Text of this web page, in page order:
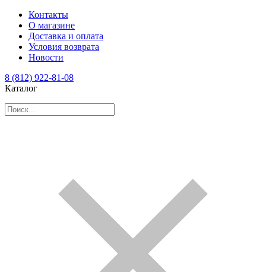
Контакты
О магазине
Доставка и оплата
Условия возврата
Новости
8 (812) 922-81-08
Каталог